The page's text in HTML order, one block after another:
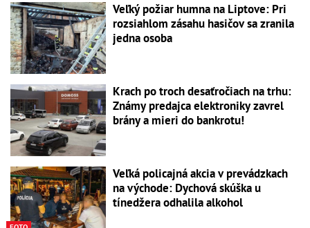
Veľký požiar humna na Liptove: Pri
rozsiahlom zásahu hasičov sa zranila
jedna osoba
Krach po troch desaťročiach na trhu:
Známy predajca elektroniky zavrel
brány a mieri do bankrotu!
Veľká policajná akcia v prevádzkach
na východe: Dychová skúška u
tínedžera odhalila alkohol